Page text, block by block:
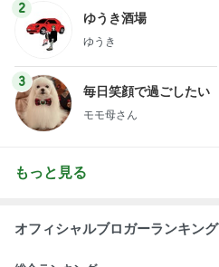
2
ゆうき酒場
ゆうき
3
毎日笑顔で過ごしたい
モモ母さん
もっと見る
オフィシャルブロガーランキング